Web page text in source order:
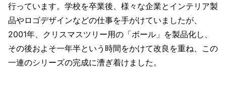
行っています。学校を卒業後、様々な企業とインテリア製
品やロゴデザインなどの仕事を手がけていましたが、
2001年、クリスマスツリー用の「ボール」を製品化し、
その後およそ一年半という時間をかけて改良を重ね、この
一連のシリーズの完成に漕ぎ着けました。